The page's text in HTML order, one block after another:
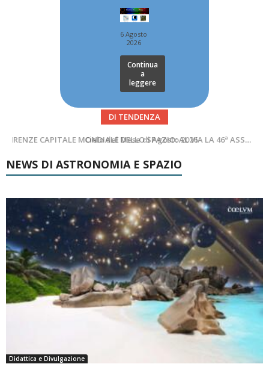
6 Agosto
2026
Continua
a
leggere
DI TENDENZA
Cielo del Mese di Agosto 2026
SUPERNOVAE aggiornamenti del mese – Agosto 2026
NEWS DI ASTRONOMIA E SPAZIO
Didattica e Divulgazione